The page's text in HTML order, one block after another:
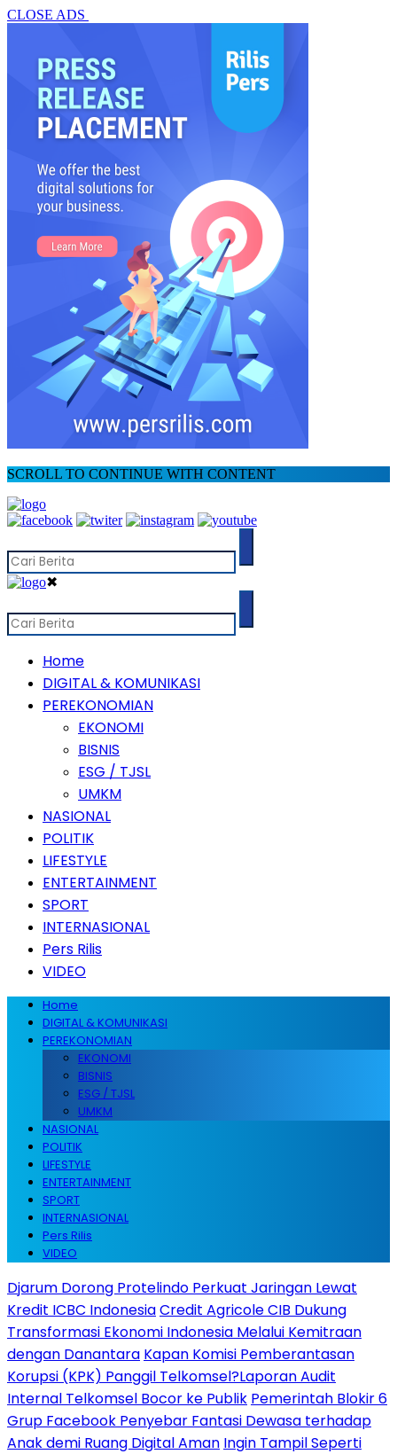
CLOSE ADS
SCROLL TO CONTINUE WITH CONTENT
✖
Home
DIGITAL & KOMUNIKASI
PEREKONOMIAN
EKONOMI
BISNIS
ESG / TJSL
UMKM
NASIONAL
POLITIK
LIFESTYLE
ENTERTAINMENT
SPORT
INTERNASIONAL
Pers Rilis
VIDEO
Home
DIGITAL & KOMUNIKASI
PEREKONOMIAN
EKONOMI
BISNIS
ESG / TJSL
UMKM
NASIONAL
POLITIK
LIFESTYLE
ENTERTAINMENT
SPORT
INTERNASIONAL
Pers Rilis
VIDEO
Djarum Dorong Protelindo Perkuat Jaringan Lewat
Kredit ICBC IndonesiaCredit Agricole CIB Dukung
Transformasi Ekonomi Indonesia Melalui Kemitraan
dengan Danantara Kapan Komisi Pemberantasan
Korupsi (KPK) Panggil Telkomsel?Laporan Audit
Internal Telkomsel Bocor ke Publik Pemerintah Blokir 6
Grup Facebook Penyebar Fantasi Dewasa terhadap
Anak demi Ruang Digital Aman Ingin Tampil Seperti